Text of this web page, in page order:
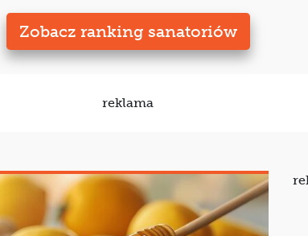
Zobacz ranking sanatoriów
reklama